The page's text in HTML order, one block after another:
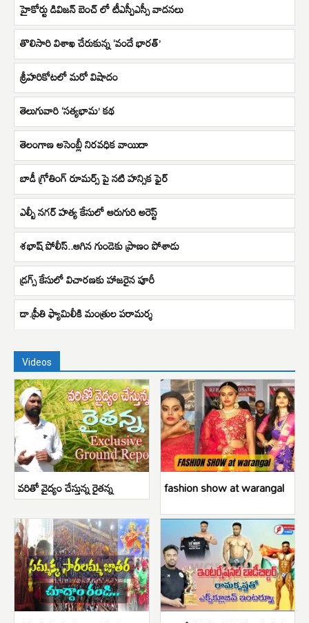
హైకోర్టు డివిజన్ బెంచ్ లో టీఎస్పీఎస్సీ వాదనలు
తొలిసారి విశాఖ చేరుకున్న ‘వందే భారత్‌’
శ్రీహరికోటలో మరో విషాదం
తెలుగువారి ‘సత్యభామ’ కథ
తెలంగాణ అసెంబ్లీ నిరవధిక వాయిదా
బాడీ గ్రోతింగ్ రూమర్స్ పై నటి హన్సిక ఫైర్
ఎల్బీ నగర్ హత్య కేసులో ఆరుగురి అరెస్ట్
శభాష్ పోలీస్..ఆగిన గుండెకు ప్రాణం పోశాడు
డ్రగ్స్‌ కేసులో విచారణకు హాజరైన పూరీ
డా.ప్రీతి ఫ్యామిలీకి మంత్రుల పరామర్శ
Videos
వరితో వైద్యం చేస్తున్న రైతన్న fashion show at warangal